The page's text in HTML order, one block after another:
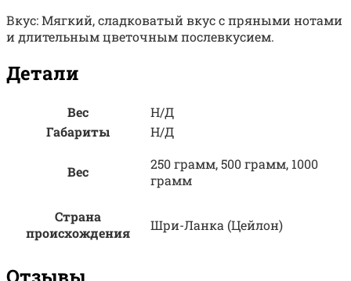
Вкус: Мягкий, сладковатый вкус с пряными нотами
и длительным цветочным послевкусием.
Детали
Вес
Н/Д
Габариты
Н/Д
Вес
250 грамм, 500 грамм, 1000
грамм
Страна
происхождения
Шри-Ланка (Цейлон)